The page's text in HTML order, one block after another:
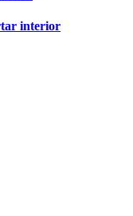
interior